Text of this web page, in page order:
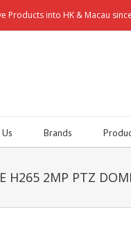
Products into HK & Macau
Brands
H265 2MP PTZ